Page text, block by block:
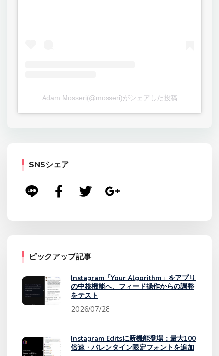
Adam Mosseri(@mosseri)がシェアした投稿
SNSシェア
ピックアップ記事
Instagram「Your Algorithm」をアプリ
の中核機能へ、フィード操作からの調整
をテスト
2026/07/28
Instagram Editsに新機能登場：最大100
倍速・バレンタイン限定フォントを追加